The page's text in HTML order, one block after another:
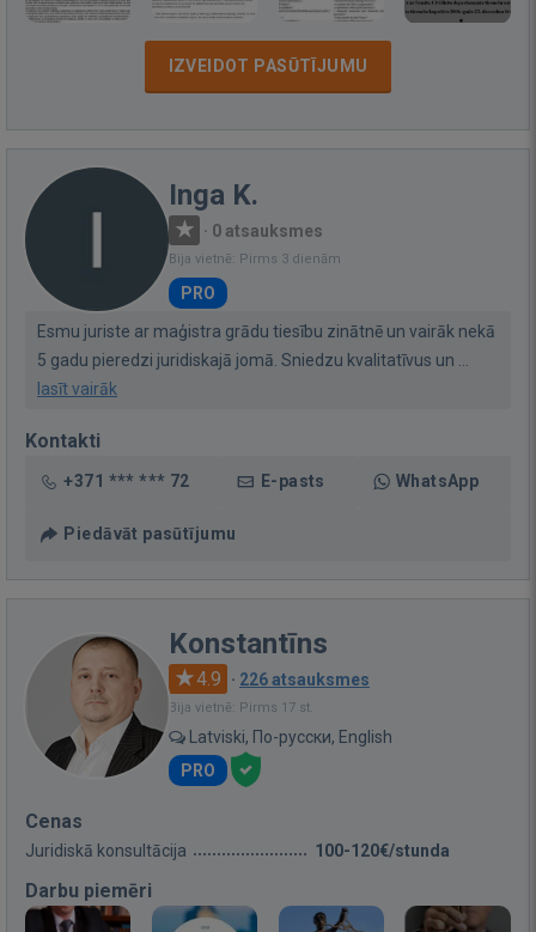
IZVEIDOT PASŪTĪJUMU
Inga K.
· 0 atsauksmes
Bija vietnē: Pirms 3 dienām
PRO
Esmu juriste ar maģistra grādu tiesību zinātnē un vairāk nekā
5 gadu pieredzi juridiskajā jomā. Sniedzu kvalitatīvus un ...
lasīt vairāk
Kontakti
+371 *** *** 72 E-pasts WhatsApp
Piedāvāt pasūtījumu
Konstantīns
4.9 · 226 atsauksmes
Bija vietnē: Pirms 17 st.
Latviski, По-русски, English
PRO
Cenas
Juridiskā konsultācija 100-120€/stunda
Darbu piemēri